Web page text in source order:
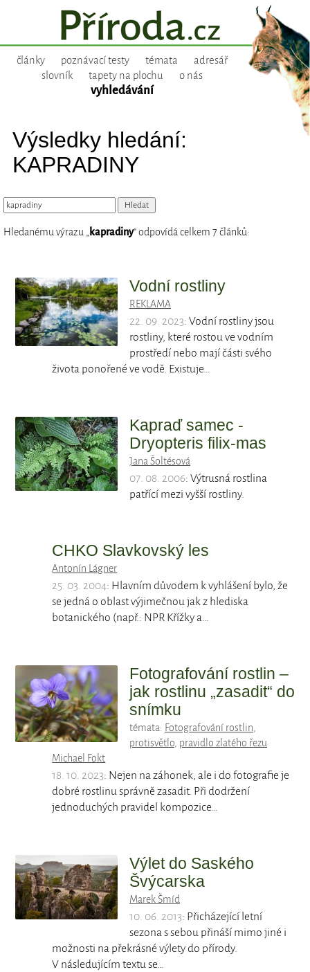
články poznávací testy témata
adresář
slovník
tapety na plochu o nás
vyhledávání
Výsledky hledání:
KAPRADINY
Hledanému výrazu „kapradiny“ odpovídá celkem 7 článků:
Vodní rostliny
REKLAMA
22. 09. 2023: Vodní rostliny jsou
rostliny, které rostou ve vodním
prostředí nebo mají části svého
života ponořené ve vodě. Existuje…
Kapraď samec -
Dryopteris filix-mas
Jana Šoltésová
07. 08. 2006: Výtrusná rostlina
patřící mezi vyšší rostliny.
CHKO Slavkovský les
Antonín Lágner
25. 03. 2004: Hlavním důvodem k vyhlášení bylo, že
se jedná o oblast výjimečnou jak z hlediska
botanického (např.: NPR Křížky a…
Fotografování rostlin –
jak rostlinu „zasadit“ do
snímku
témata: Fotografování rostlin,
protisvětlo, pravidlo zlatého řezu
Michael Fokt
18. 10. 2023: Nejen na záhonek, ale i do fotografie je
dobré rostlinu správně zasadit. Při dodržení
jednoduchých pravidel kompozice…
Výlet do Saského
Švýcarska
Marek Šmíd
10. 06. 2013: Přicházející letní
sezona s sebou přináší mimo jiné i
možnosti na překrásné výlety do přírody.
V následujícím textu se…